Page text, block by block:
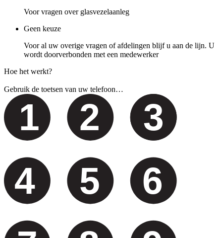
Voor vragen over glasvezelaanleg
Geen keuze
Voor al uw overige vragen of afdelingen blijf u aan de lijn. U
wordt doorverbonden met een medewerker
Hoe het werkt?
Gebruik de toetsen van uw telefoon…
1 2 3
4 5
6